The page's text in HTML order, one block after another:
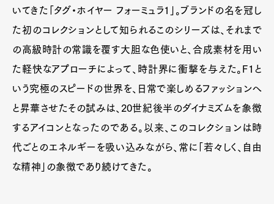
いてきた「タグ・ホイヤー フォーミュラ1」。ブランドの名を冠し
た初のコレクションとして知られるこのシリーズは、それまで
の高級時計の常識を覆す大胆な色使いと、合成素材を用い
た軽快なアプローチによって、時計界に衝撃を与えた。F1と
いう究極のスピードの世界を、日常で楽しめるファッションへ
と昇華させたその試みは、20世紀後半のダイナミズムを象徴
するアイコンとなったのである。以来、このコレクションは時
代ごとのエネルギーを吸い込みながら、常に「若々しく、自由
な精神」の象徴であり続けてきた。